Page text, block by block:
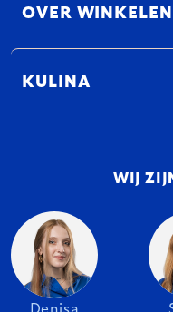
OVER WINKELEN
KULINA
WIJ
Denisa